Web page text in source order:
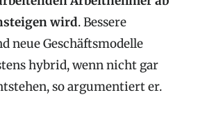
wird. Bessere
neue Geschäftsmodelle
hybrid, wenn nicht gar
so argumentiert er.